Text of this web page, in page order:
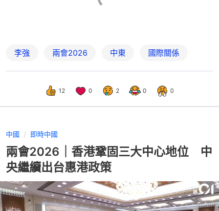
李強 兩會2026 中東 國際關係
12 0 2 0 0
中國 即時中國
兩會2026｜香港鞏固三大中心地位 中
央繼續出台惠港政策